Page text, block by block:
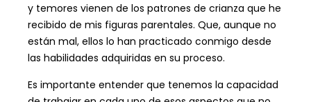
y temores vienen de los patrones de crianza que he
recibido de mis figuras parentales. Que, aunque no
están mal, ellos lo han practicado conmigo desde
las habilidades adquiridas en su proceso.
Es importante entender que tenemos la capacidad